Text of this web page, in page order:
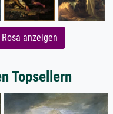
anzeigen
Topsellern